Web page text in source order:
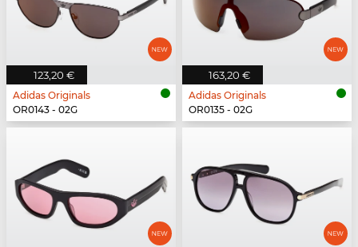
123,20 €
Adidas Originals
OR0143 - 02G
163,20 €
Adidas Originals
OR0135 - 02G